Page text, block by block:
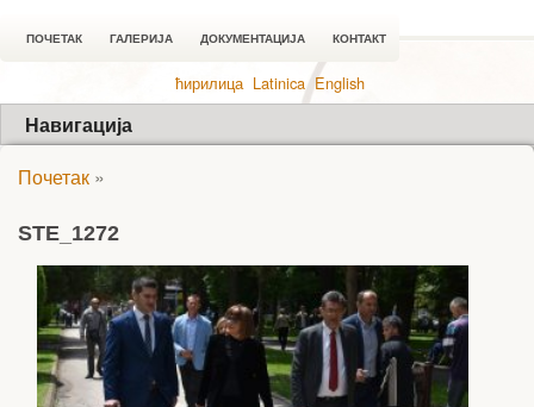
ПОЧЕТАК ГАЛЕРИЈА ДОКУМЕНТАЦИЈА КОНТАКТ
ћирилица Latinica English
Навигација
Почетак »
STE_1272